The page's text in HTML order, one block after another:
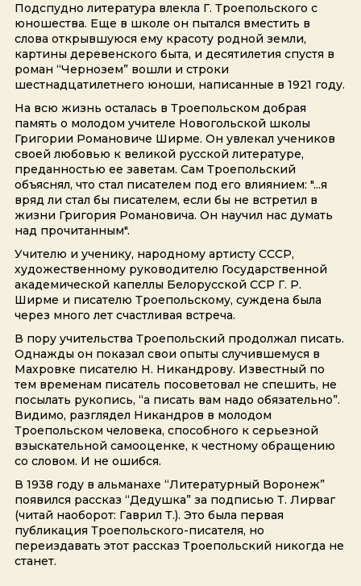
Подспудно литература влекла Г. Троепольского с
юношества. Еще в школе он пытался вместить в
слова открывшуюся ему красоту родной земли,
картины деревенского быта, и десятилетия спустя в
роман “Чернозем” вошли и строки
шестнадцатилетнего юноши, написанные в 1921 году.
На всю жизнь осталась в Троепольском добрая
память о молодом учителе Новогольской школы
Григории Романовиче Ширме. Он увлекал учеников
своей любовью к великой русской литературе,
преданностью ее заветам. Сам Троепольский
объяснял, что стал писателем под его влиянием: "...я
вряд ли стал бы писателем, если бы не встретил в
жизни Григория Романовича. Он научил нас думать
над прочитанным".
Учителю и ученику, народному артисту СССР,
художественному руководителю Государственной
академической капеллы Белорусской ССР Г. Р.
Ширме и писателю Троепольскому, суждена была
через много лет счастливая встреча.
В пору учительства Троепольский продолжал писать.
Однажды он показал свои опыты случившемуся в
Махровке писателю Н. Никандрову. Известный по
тем временам писатель посоветовал не спешить, не
посылать рукопись, “а писать вам надо обязательно”.
Видимо, разглядел Никандров в молодом
Троепольском человека, способного к серьезной
взыскательной самооценке, к честному обращению
со словом. И не ошибся.
В 1938 году в альманахе “Литературный Воронеж”
появился рассказ “Дедушка” за подписью Т. Лирваг
(читай наоборот: Гаврил Т.). Это была первая
публикация Троепольского-писателя, но
переиздавать этот рассказ Троепольский никогда не
станет.